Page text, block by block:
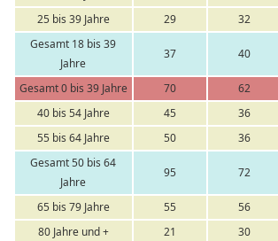
25 bis 39 Jahre
29 32
Gesamt 18 bis 39
Jahre
37 40
Gesamt 0 bis 39 Jahre 70 62
40 bis 54 Jahre
45 36
55 bis 64 Jahre
50 36
Gesamt 50 bis 64
Jahre
95 72
65 bis 79 Jahre 55 56
80 Jahre und +
21 30